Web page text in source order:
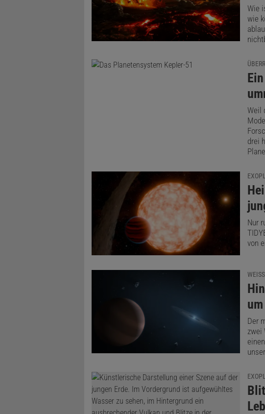
Wie
wie
:
Weil
drei
:
Nur
von
:
Der
zwei
: